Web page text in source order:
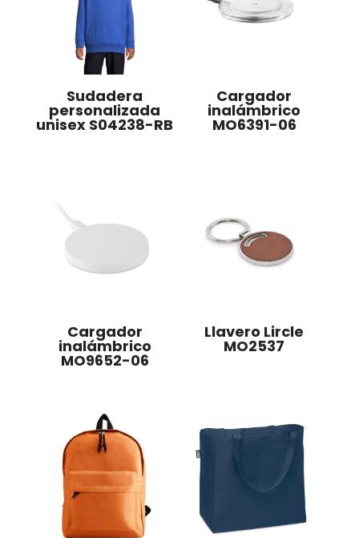
Sudadera
personalizada
unisex S04238-RB
Cargador
inalámbrico
MO6391-06
Cargador
inalámbrico
MO9652-06
Llavero Lircle
MO2537